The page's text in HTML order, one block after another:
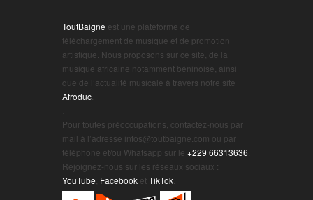
ToutBaigne est une plateforme de
téléchargement de musique et de promotion
artistique. Nous proposons sur ce site, de la
musique africaine notamment béninoise, ainsi
que de l’actualité musicale à travers notre site
Afroduc
Pour toutes préoccupations, contactez-nous par
mail à l’adresse infos@toutbaigne.com ou par
téléphone et/ou Whatsapp sur le +229 66313636
Rejoignez-nous sur les réseaux sociaux :
YouTube Facebook etTikTok